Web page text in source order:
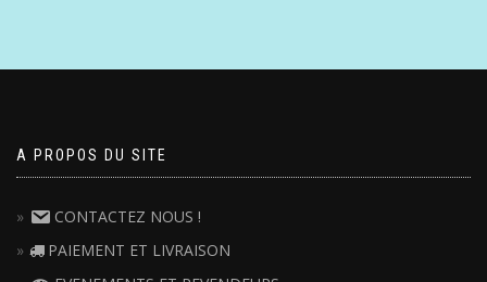
A PROPOS DU SITE
CONTACTEZ NOUS !
PAIEMENT ET LIVRAISON